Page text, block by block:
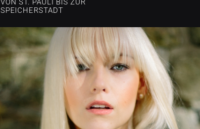
VON ST. PAULI BIS ZUR
SPEICHERSTADT